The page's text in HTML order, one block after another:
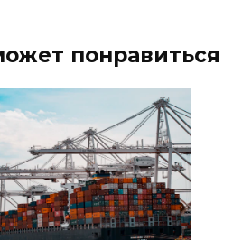
понравиться